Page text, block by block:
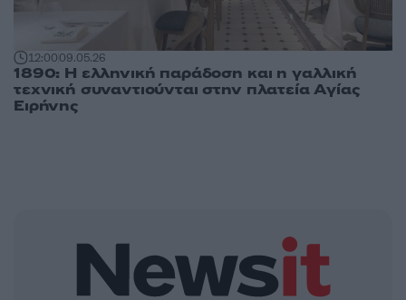
12:0009.05.26
1890: Η ελληνική παράδοση και η γαλλική
τεχνική συναντιούνται στην πλατεία Αγίας
Ειρήνης